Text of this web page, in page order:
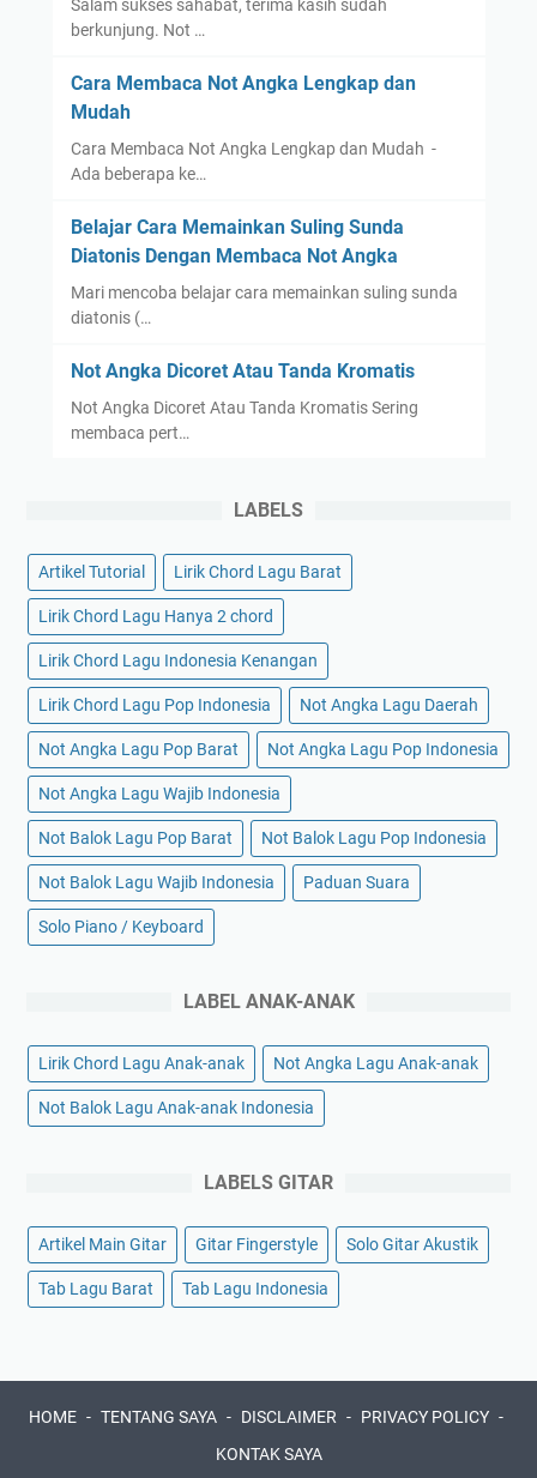
Salam sukses sahabat, terima kasih sudah
berkunjung. Not …
Cara Membaca Not Angka Lengkap dan
Mudah
Cara Membaca Not Angka Lengkap dan Mudah -
Ada beberapa ke…
Belajar Cara Memainkan Suling Sunda
Diatonis Dengan Membaca Not Angka
Mari mencoba belajar cara memainkan suling sunda
diatonis (…
Not Angka Dicoret Atau Tanda Kromatis
Not Angka Dicoret Atau Tanda Kromatis Sering
membaca pert…
LABELS
Artikel Tutorial Lirik Chord Lagu Barat
Lirik Chord Lagu Hanya 2 chord
Lirik Chord Lagu Indonesia Kenangan
Lirik Chord Lagu Pop Indonesia Not Angka Lagu Daerah
Not Angka Lagu Pop Barat Not Angka Lagu Pop Indonesia
Not Angka Lagu Wajib Indonesia
Not Balok Lagu Pop Barat Not Balok Lagu Pop Indonesia
Not Balok Lagu Wajib Indonesia Paduan Suara
Solo Piano / Keyboard
LABEL ANAK-ANAK
Lirik Chord Lagu Anak-anak Not Angka Lagu Anak-anak
Not Balok Lagu Anak-anak Indonesia
LABELS GITAR
Artikel Main Gitar Gitar Fingerstyle Solo Gitar Akustik
Tab Lagu Barat Tab Lagu Indonesia
HOME TENTANG SAYA DISCLAIMER
PRIVACY POLICY
KONTAK SAYA